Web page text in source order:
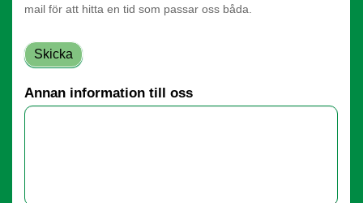
mail för att hitta en tid som passar oss båda.
Skicka
Annan information till oss